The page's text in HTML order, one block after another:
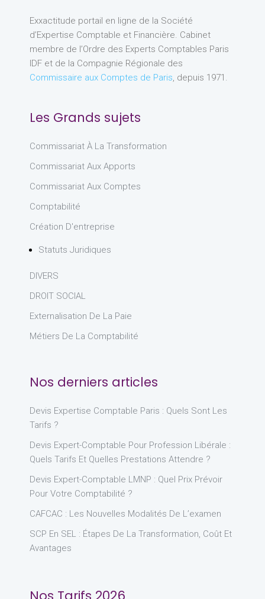
Exxactitude portail en ligne de la Société
d’Expertise Comptable et Financière. Cabinet
membre de l’Ordre des Experts Comptables Paris
IDF et de la Compagnie Régionale des
Commissaire aux Comptes de Paris, depuis 1971.
Les Grands sujets
Commissariat À La Transformation
Commissariat Aux Apports
Commissariat Aux Comptes
Comptabilité
Création D'entreprise
Statuts Juridiques
DIVERS
DROIT SOCIAL
Externalisation De La Paie
Métiers De La Comptabilité
Nos derniers articles
Devis Expertise Comptable Paris : Quels Sont Les
Tarifs ?
Devis Expert-Comptable Pour Profession Libérale :
Quels Tarifs Et Quelles Prestations Attendre ?
Devis Expert-Comptable LMNP : Quel Prix Prévoir
Pour Votre Comptabilité ?
CAFCAC : Les Nouvelles Modalités De L’examen
SCP En SEL : Étapes De La Transformation, Coût Et
Avantages